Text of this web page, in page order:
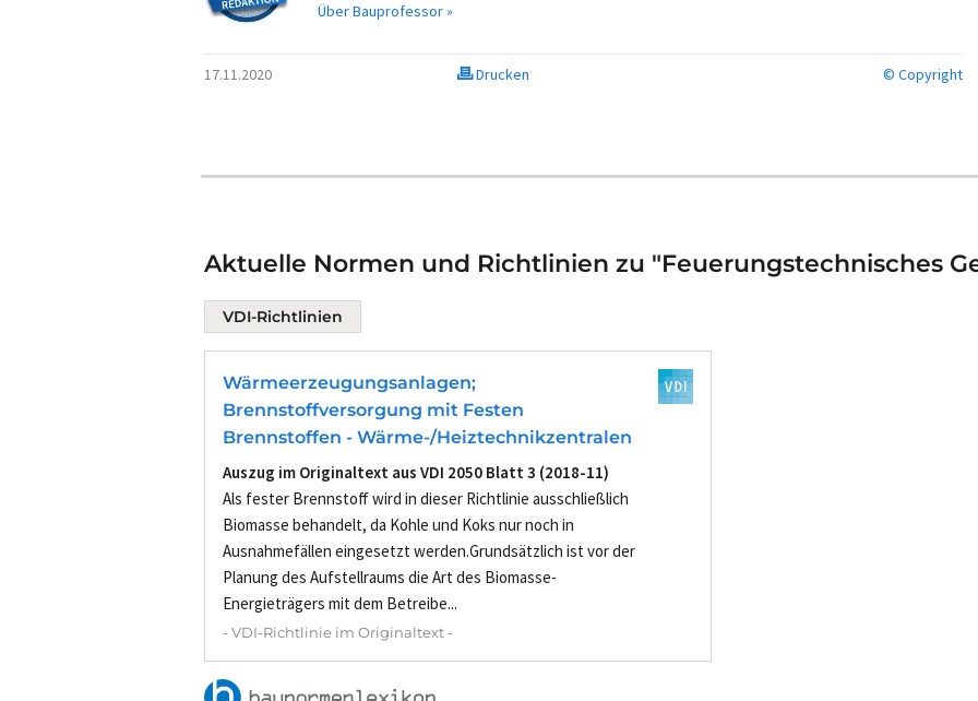
Über Bauprofessor »
17.11.2020 Drucken © Copyright
Aktuelle Normen und Richtlinien zu "Feuerungstechnisches
VDI-Richtlinien
Wärmeerzeugungsanlagen;
Brennstoffversorgung mit Festen
Brennstoffen - Wärme-/Heiztechnikzentralen
Auszug im Originaltext aus VDI 2050 Blatt 3 (2018-11)
Als fester Brennstoff wird in dieser Richtlinie ausschließlich
Biomasse behandelt, da Kohle und Koks nur noch in
Ausnahmefällen eingesetzt werden.Grundsätzlich ist vor der
Planung des Aufstellraums die Art des Biomasse-
Energieträgers mit dem Betreibe...
- VDI-Richtlinie im Originaltext -